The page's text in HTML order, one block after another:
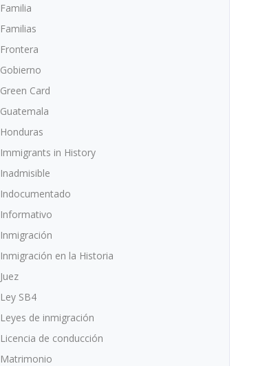
Familia
Familias
Frontera
Gobierno
Green Card
Guatemala
Honduras
Immigrants in History
Inadmisible
Indocumentado
Informativo
Inmigración
Inmigración en la Historia
Juez
Ley SB4
Leyes de inmigración
Licencia de conducción
Matrimonio